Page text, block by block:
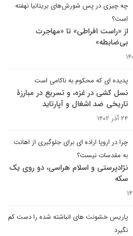
چه چیزی در پسِ شورش‌های بریتانیا نهفته
است؟
از «راست افراطی» تا «مهاجرت
بی‌ضابطه»
پدیده ای که محکوم به ناکامی است
نسل کشی در غزه، و تسریع در مبارزۀ
تاریخی ضد اشغال و آپارتاید
۲۴ آذر ۱۴۰۲
چرا در اروپا اراده ای برای جلوگیری از اهانت
به مقدسات نیست؟
نژادپرستی و اسلام هراسی، دو روی یک
سکه
پاریس خشونت های انباشته شده را دست کم
نگیرد